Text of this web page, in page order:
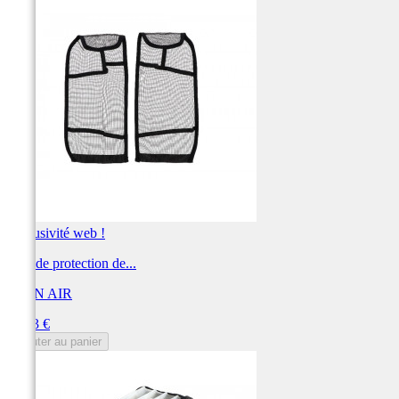
Exclusivité web !
Filet de protection de...
TWIN AIR
31,73 €
Ajouter au panier